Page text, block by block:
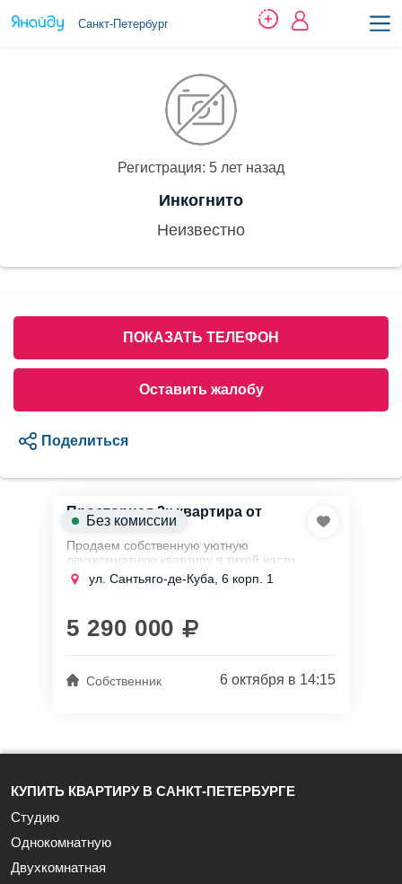
Санкт-Петербург
Регистрация: 5 лет назад
Инкогнито
Неизвестно
ПОКАЗАТЬ ТЕЛЕФОН
Оставить жалобу
Поделиться
Просторная 2к квартира от
собственника
Продаем собственную уютную
двухкомнатную квартиру в тихой части
города в Выборгском районе в 15 минутах
ходьбы от станции метро Озерки по
ул. Сантьяго-де-Куба, 6 корп. 1
5 290 000
Собственник 6 октября в 14:15
Без комиссии
КУПИТЬ КВАРТИРУ В САНКТ-ПЕТЕРБУРГЕ
Студию
Однокомнатную
Двухкомнатная